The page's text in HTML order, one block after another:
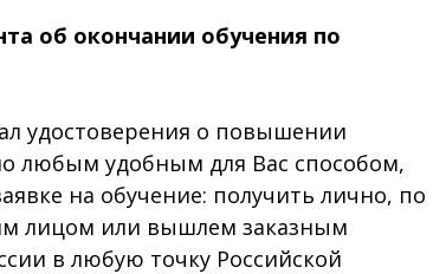
об окончании обучения по
удостоверения о повышении
любым удобным для Вас способом,
на обучение: получить лично, по
лицом или вышлем заказным
в любую точку Российской